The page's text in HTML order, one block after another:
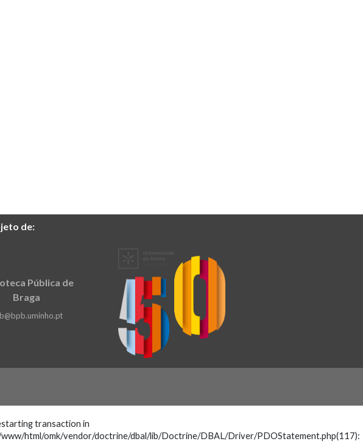
de:
Pública de
Braga
transaction in
html/omk/vendor/doctrine/dbal/lib/Doctrine/DBAL/Driver/PDOStatement.php(117):